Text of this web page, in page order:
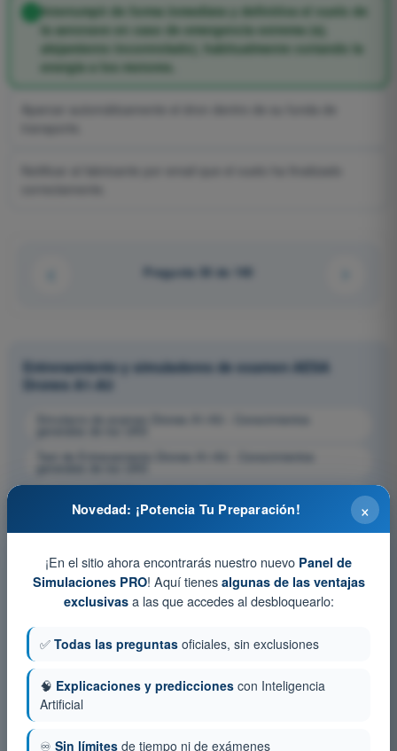
Interrumpir de forma inmediata y definitiva el vuelo de
la aeronave en caso de emergencia extrema (ej.
alejamiento incontrolado), habitualmente cortando la
energía a los motores.
Pregunta 30 de 140
Entrenamiento y simuladores de examen AESA
Drones A1-A3
Simulacro de examen Drones A1-A3 - Conocimientos
Test de Entrenamiento Drones A1-A3 - Conocimientos
los UAS ×
Novedad: ¡Potencia Tu Preparación!
¡En el sitio ahora encontrarás nuestro nuevo Panel de
Simulaciones PRO! Aquí tienes algunas de las ventajas
exclusivasa las que accedes al desbloquearlo:
✅ Todas las preguntas oficiales, sin exclusiones
🧠 Explicaciones y predicciones con Inteligencia
Artificial
♾️ Sin límites de tiempo ni de exámenes